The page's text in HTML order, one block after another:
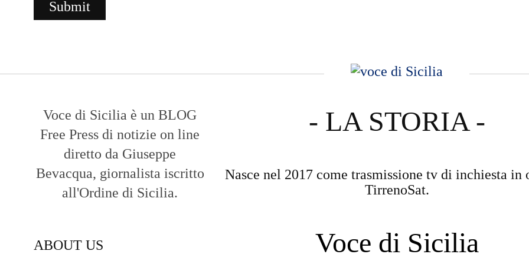
Voce di Sicilia è un BLOG
Free Press di notizie on line
diretto da Giuseppe
Bevacqua, giornalista iscritto
all'Ordine di Sicilia.
ABOUT US
- LA STORIA -
Nasce nel 2017 come trasmissione tv di inchiesta in
TirrenoSat.
Voce di Sicilia